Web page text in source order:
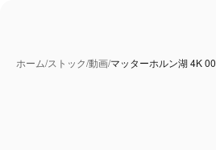
ホーム/ストック/動画/マッターホルン湖 4K 00